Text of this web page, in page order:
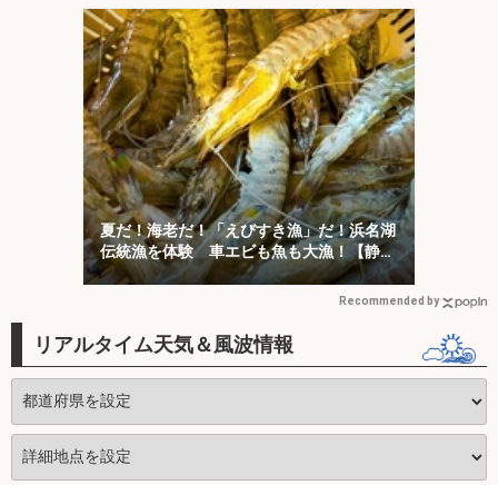
夏だ！海老だ！「えびすき漁」だ！浜名湖
伝統漁を体験 車エビも魚も大漁！【静
岡】
Recommended by
リアルタイム天気＆風波情報